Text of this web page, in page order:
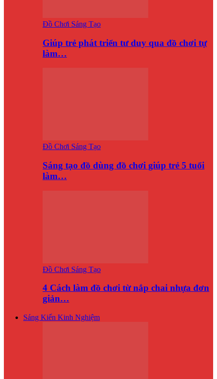
Đồ Chơi Sáng Tạo
Giúp trẻ phát triển tư duy qua đồ chơi tự
làm…
Đồ Chơi Sáng Tạo
Sáng tạo đồ dùng đồ chơi giúp trẻ 5 tuổi
làm…
Đồ Chơi Sáng Tạo
4 Cách làm đồ chơi từ nắp chai nhựa đơn
giản…
Sáng Kiến Kinh Nghiệm